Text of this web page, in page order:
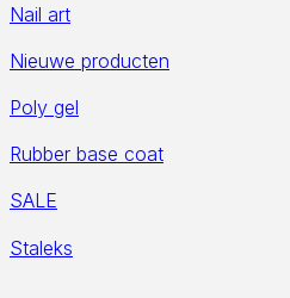
Nail art
Nieuwe producten
Poly gel
Rubber base coat
SALE
Staleks